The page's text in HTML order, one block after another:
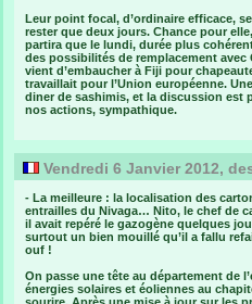
Leur point focal, d’ordinaire efficace,
rester que deux jours. Chance pour
partira que le lundi, durée plus
des possibilités de remplacement avec
vient d’embaucher à Fiji pour
travaillait pour l’Union européenne.
diner de sashimis, et la discussion est
nos actions, sympathique.
Vendredi 6 Janvier 2012,
- La meilleure : la localisation des
entrailles du Nivaga… Nito, le chef de
il avait repéré le gazogène quelques
surtout un bien mouillé qu’il a fallu
ouf !
On passe une tête au département de
énergies solaires et éoliennes au